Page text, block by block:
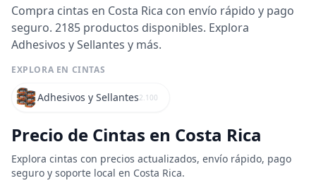
Compra cintas en Costa Rica con envío rápido y pago
seguro. 2185 productos disponibles. Explora
Adhesivos y Sellantes y más.
EXPLORA EN CINTAS
Adhesivos y Sellantes2.100
Precio de Cintas en Costa Rica
Explora cintas con precios actualizados, envío rápido, pago
seguro y soporte local en Costa Rica.